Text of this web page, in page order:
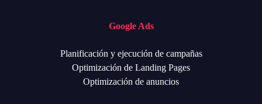
Google Ads
Planificación y ejecución de campañas
Optimización de Landing Pages
Optimización de anuncios